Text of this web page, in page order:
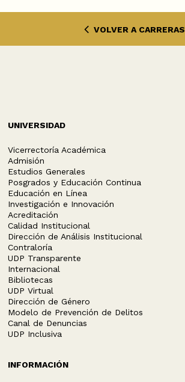
VOLVER A CARRERAS
UNIVERSIDAD
Vicerrectoría Académica
Admisión
Estudios Generales
Posgrados y Educación Continua
Educación en Línea
Investigación e Innovación
Acreditación
Calidad Institucional
Dirección de Análisis Institucional
Contraloría
UDP Transparente
Internacional
Bibliotecas
UDP Virtual
Dirección de Género
Modelo de Prevención de Delitos
Canal de Denuncias
UDP Inclusiva
INFORMACIÓN